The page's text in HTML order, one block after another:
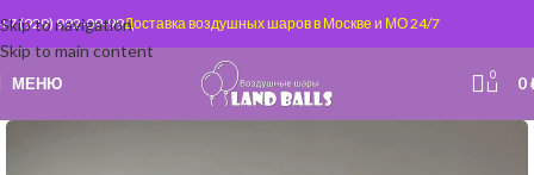
Skip to navigation
Skip to main content
+7 (929) 992-09-99Доставка воздушных шаров в Москве и МО 24/7
МЕНЮ 0 0